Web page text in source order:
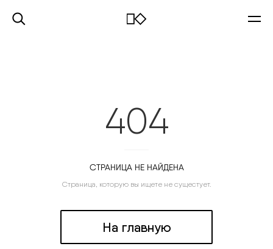
404
СТРАНИЦА НЕ НАЙДЕНА
Страница, которую вы ищете не сущестует.
На главную